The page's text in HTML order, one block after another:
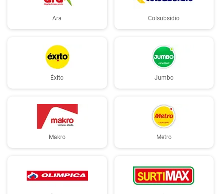
Ara Colsubsidio
Éxito Jumbo
Makro Metro